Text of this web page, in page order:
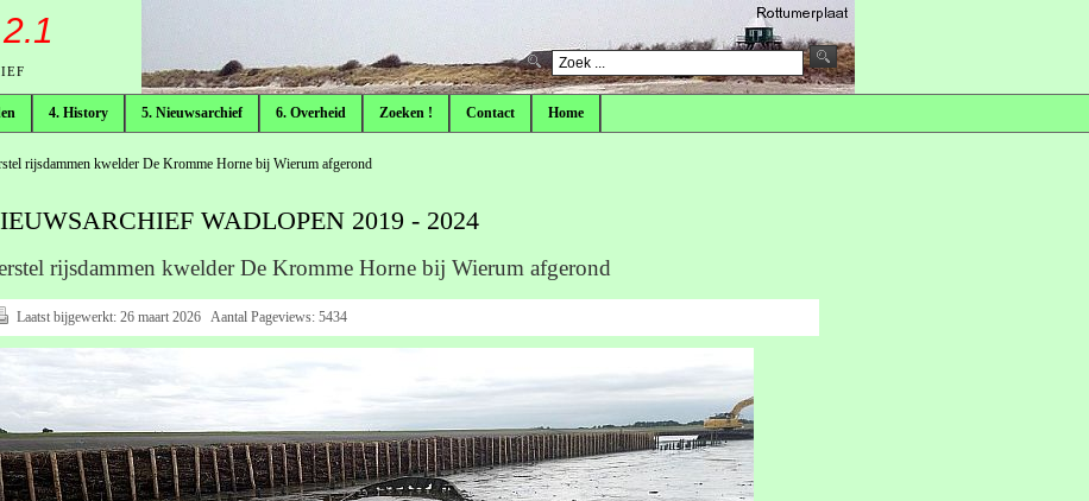
4. History 5. Nieuwsarchief 6. Overheid Zoeken ! Contact Home
rijsdammen kwelder De Kromme Horne bij Wierum afgerond
WADLOPEN 2019 - 2024
rijsdammen kwelder De Kromme Horne bij Wierum afgerond
Laatst bijgewerkt: 26 maart 2026 Aantal Pageviews: 5434